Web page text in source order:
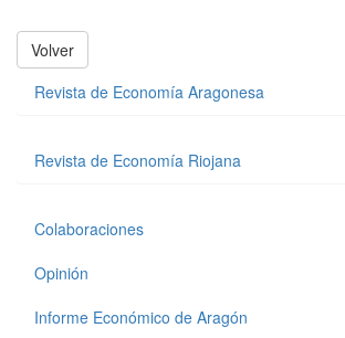
Volver
Revista de Economía Aragonesa
Revista de Economía Riojana
Colaboraciones
Opinión
Informe Económico de Aragón